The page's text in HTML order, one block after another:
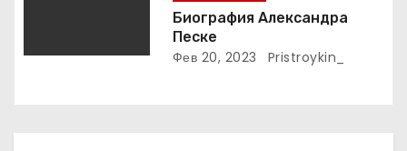
Биография Александра
Песке
Фев 20, 2023 Pristroykin_